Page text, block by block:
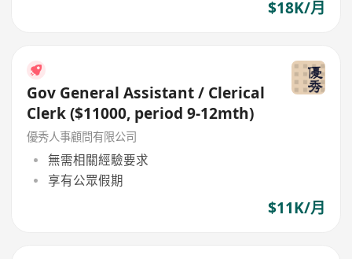
$18K/月
Gov General Assistant / Clerical
Clerk ($11000, period 9-12mth)
優秀人事顧問有限公司
無需相關經驗要求
享有公眾假期
$11K/月